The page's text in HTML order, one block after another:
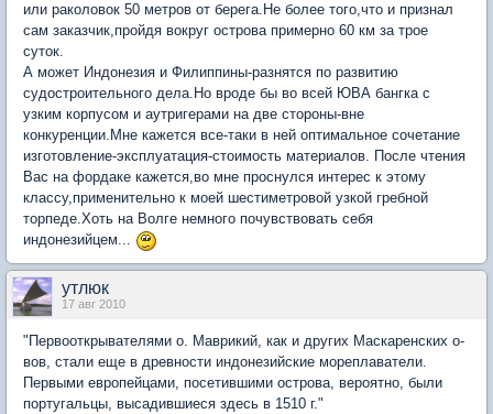
или раколовок 50 метров от берега.Не более того,что и признал
сам заказчик,пройдя вокруг острова примерно 60 км за трое
суток.
А может Индонезия и Филиппины-разнятся по развитию
судостроительного дела.Но вроде бы во всей ЮВА бангка с
узким корпусом и аутригерами на две стороны-вне
конкуренции.Мне кажется все-таки в ней оптимальное сочетание
изготовление-эксплуатация-стоимость материалов. После чтения
Вас на фордаке кажется,во мне проснулся интерес к этому
классу,применительно к моей шестиметровой узкой гребной
торпеде.Хоть на Волге немного почувствовать себя
индонезийцем...
утлюк
17 авг 2010
"Первооткрывателями о. Маврикий, как и других Маскаренских о-
вов, стали еще в древности индонезийские мореплаватели.
Первыми европейцами, посетившими острова, вероятно, были
португальцы, высадившиеся здесь в 1510 г."